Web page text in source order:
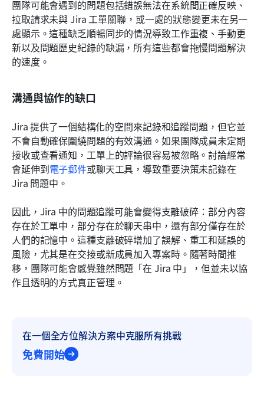
團隊可能會遇到的問題包括錯誤無法在系統間正確反映、
拉取請求未與 Jira 工單關聯，或一處的狀態變更未在另一
處顯示。這種缺乏順暢同步的情況導致工作重複、手動更
新以及問題歷史紀錄的缺漏，所有這些都會拖慢問題解決
的速度。
溝通與協作的缺口
Jira 提供了一個結構化的空間來記錄和追蹤問題，但它並
不會自動確保圍繞問題的有效溝通。如果團隊成員未定期
接收或查看通知，工單上的評論很容易被忽略。討論經常
會延伸到電子郵件或聊天工具，導致重要決策未記錄在
Jira 問題中。
因此，Jira 中的問題追蹤可能會變得支離破碎：部分內容
存在於工單中，部分存在於聊天串中，還有部分僅存在於
人們的記憶中。這種支離破碎增加了誤解、重工和延誤的
風險，尤其是在交接或新成員加入專案時。隨著時間推
移，團隊可能會感覺雖然問題「在 Jira 中」，但並未以協
作且透明的方式真正管理。
在一個全方位解決方案中克服所有挑戰
免費開始